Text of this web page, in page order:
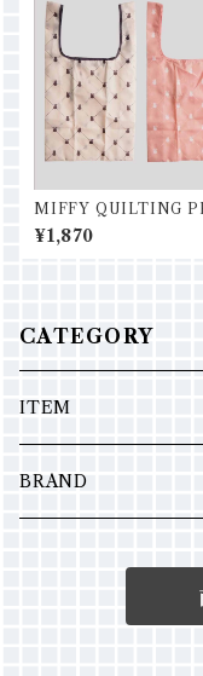
MIFFY QUILTING
ショッピングバッグS
¥1,870
CATEGORY
ITEM
ポーチ
BRAND